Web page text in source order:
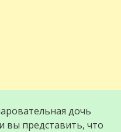
дочь
вы представить, что